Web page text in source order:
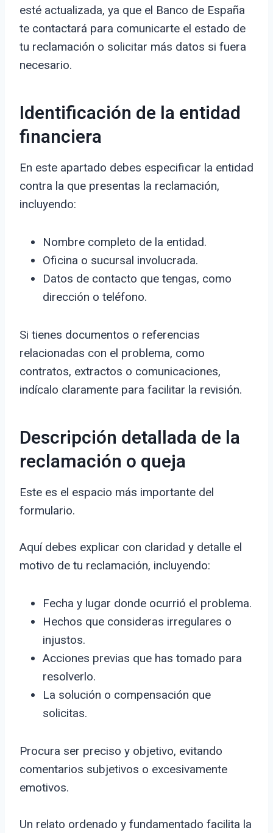
esté actualizada, ya que el Banco de España
te contactará para comunicarte el estado de
tu reclamación o solicitar más datos si fuera
necesario.
Identificación de la entidad
financiera
En este apartado debes especificar la entidad
contra la que presentas la reclamación,
incluyendo:
Nombre completo de la entidad.
Oficina o sucursal involucrada.
Datos de contacto que tengas, como
dirección o teléfono.
Si tienes documentos o referencias
relacionadas con el problema, como
contratos, extractos o comunicaciones,
indícalo claramente para facilitar la revisión.
Descripción detallada de la
reclamación o queja
Este es el espacio más importante del
formulario.
Aquí debes explicar con claridad y detalle el
motivo de tu reclamación, incluyendo:
Fecha y lugar donde ocurrió el problema.
Hechos que consideras irregulares o
injustos.
Acciones previas que has tomado para
resolverlo.
La solución o compensación que
solicitas.
Procura ser preciso y objetivo, evitando
comentarios subjetivos o excesivamente
emotivos.
Un relato ordenado y fundamentado facilita la